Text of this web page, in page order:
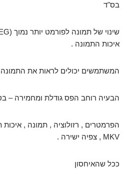
בס"ד
איכות התמונה .
המשתמשים יכולים לראות את התמונה
הבעיה רוחב הפס גודלת ומחמירה –
MKV , צפיה ישירה .
ככל שהאיחסון